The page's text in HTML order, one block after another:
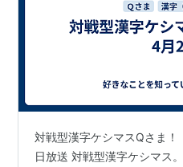
対戦型漢字ケシマスQさま
日放送 対戦型漢字ケシマス